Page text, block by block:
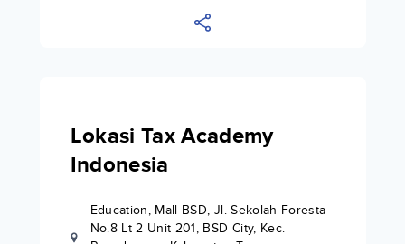
Lokasi Tax Academy
Indonesia
Education, Mall BSD, Jl. Sekolah Foresta
No.8 Lt 2 Unit 201, BSD City, Kec.